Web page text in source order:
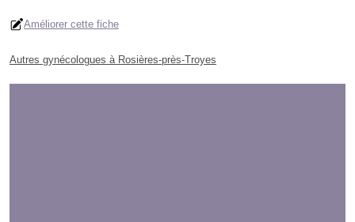
Améliorer cette fiche
Autres gynécologues à Rosières-près-Troyes